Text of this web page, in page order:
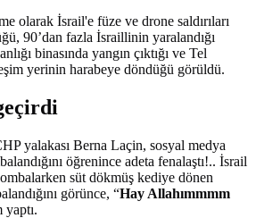
olarak İsrail'e füze ve drone saldırıları
90’dan fazla İsraillinin yaralandığı
binasında yangın çıktığı ve Tel
yerinin harabeye döndüğü görüldü.
yalakası Berna Laçin, sosyal medya
öğrenince adeta fenalaştı!.. İsrail
süt dökmüş kediye dönen
görünce, “Hay Allahımmmm
yaptı.